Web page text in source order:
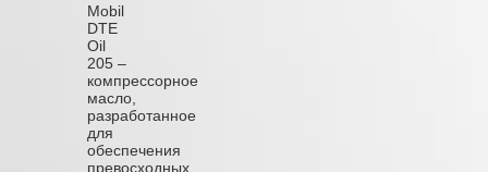
Mobil
DTE
Oil
205 –
компрессорное
масло,
разработанное
для
обеспечения
превосходных